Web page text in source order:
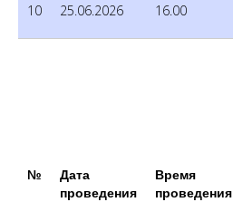
10 25.06.2026 16.00
№
Дата
проведения
Время
проведения